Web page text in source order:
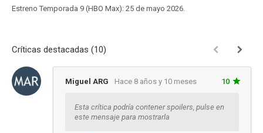
Estreno Temporada 9 (HBO Max): 25 de mayo 2026.
Críticas destacadas (10)
Miguel ARG Hace 8 años y 10 meses 10
Esta crítica podría contener spoilers, pulse en
este mensaje para mostrarla